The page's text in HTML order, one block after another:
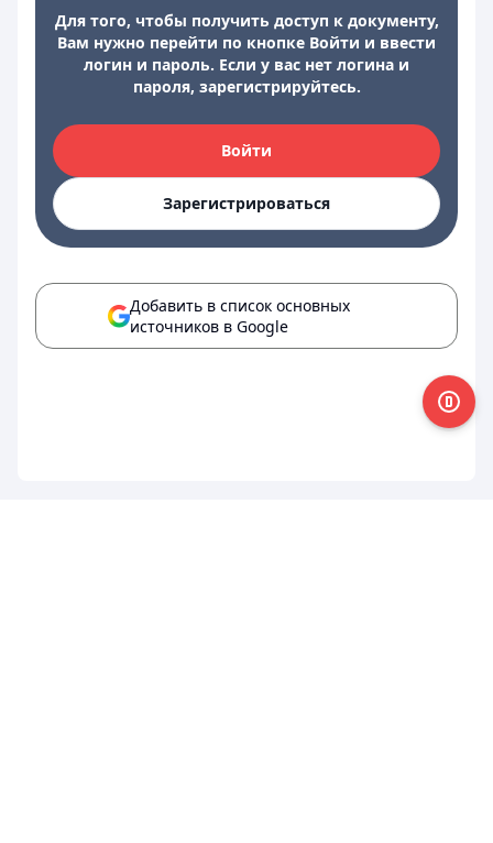
Для того, чтобы получить доступ к документу,
Вам нужно перейти по кнопке Войти и ввести
логин и пароль. Если у вас нет логина и
пароля, зарегистрируйтесь.
Войти
Зарегистрироваться
Добавить в список основных
источников в Google